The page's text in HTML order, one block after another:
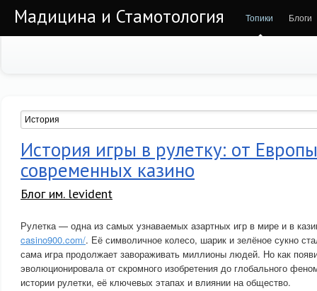
Мадицина и Стамотология Топики Блоги
История игры в рулетку: от
современных казино
Блог им. levident
Рулетка — одна из самых узнаваемых азартных игр в мире и в
casino900.com/. Её символичное колесо, шарик и зелёное сукно
сама игра продолжает завораживать миллионы людей. Но как
эволюционировала от скромного изобретения до глобального
истории рулетки, её ключевых этапах и влиянии на общество.